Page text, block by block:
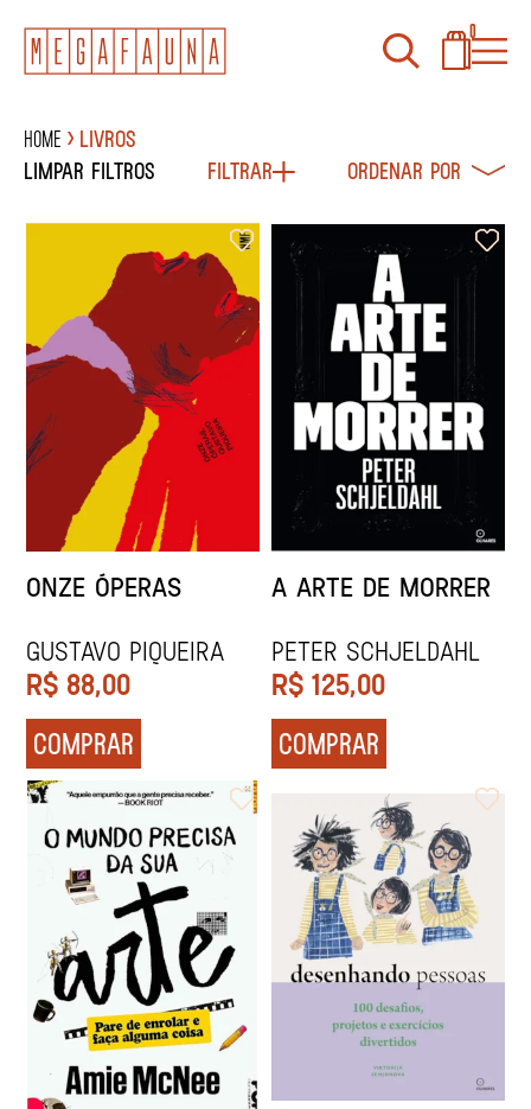
0
Home
Livros
Filtrar
Limpar filtros
ONZE ÓPERAS
Gustavo Piqueira
R$ 88,00
COMPRAR
A ARTE DE MORRER
Peter Schjeldahl
R$ 125,00
COMPRAR